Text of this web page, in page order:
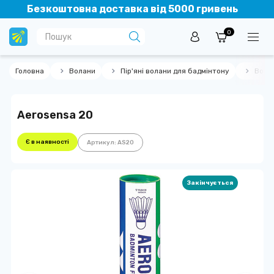
Безкоштовна доставка від 5000 гривень
0
Головна Волани Пір'яні волани для бадмінтону
Aerosensa 20
Є в наявності Артикул: AS20
Закінчується